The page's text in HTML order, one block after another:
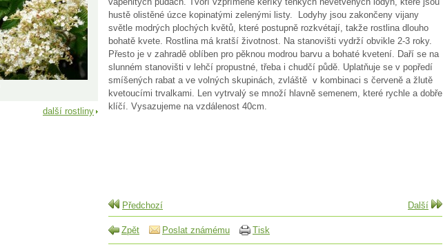
hustě olistěné úzce kopinatými zelenými listy. Lodyhy jsou zakončeny vijany
světle modrých plochých květů, které postupně rozkvétají, takže rostlina dlouho
bohatě kvete. Rostlina má kratší životnost. Na stanovišti vydrží obvikle 2-3 roky.
Přesto je v zahradě oblíben pro pěknou modrou barvu a bohaté kvetení. Daří se na
slunném stanovišti v lehčí propustné, třeba i chudčí půdě. Uplatňuje se v popředí
smíšených rabat a ve volných skupinách, zvláště v kombinaci s červeně a žlutě
kvetoucími trvalkami. Len vytrvalý se množí hlavně semenem, které rychle a dobře
klíčí. Vysazujeme na vzdálenost 40cm.
Předchozí Další
Zpět Poslat známému Tisk
další rostliny